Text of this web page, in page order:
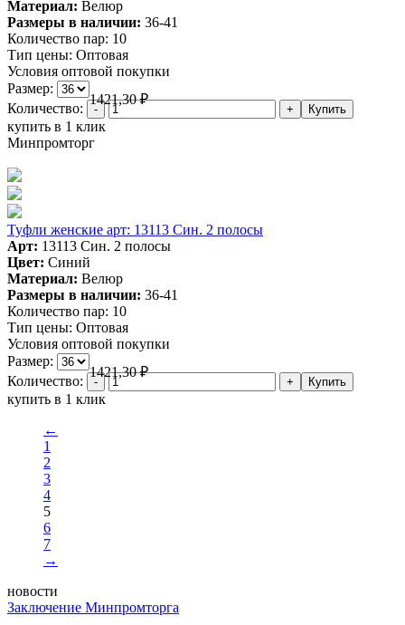
Материал: Велюр
Размеры в наличии: 36-41
Количество пар: 10
Тип цены: Оптовая
Условия оптовой покупки
Размер:
1421,30₽
Количество:
купить в 1 клик
Минпромторг
Туфли женские арт: 13113 Син. 2 полосы
Арт: 13113 Син. 2 полосы
Цвет: Синий
Материал: Велюр
Размеры в наличии: 36-41
Количество пар: 10
Тип цены: Оптовая
Условия оптовой покупки
Размер:
1421,30₽
Количество:
купить в 1 клик
←
1
2
3
4
5
6
7
→
новости
Заключение Минпромторга